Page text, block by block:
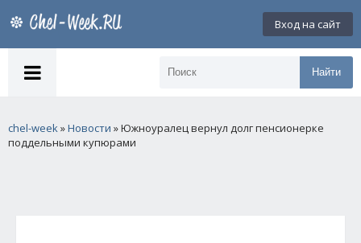
Вход на сайт
Найти
chel-week»Новости » Южноуралец вернул долг пенсионерке
поддельными купюрами